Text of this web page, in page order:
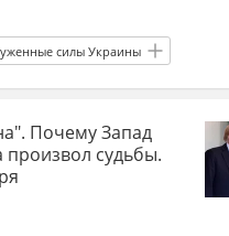
силы Украины
ВС РФ
Почему Запад
произвол судьбы.